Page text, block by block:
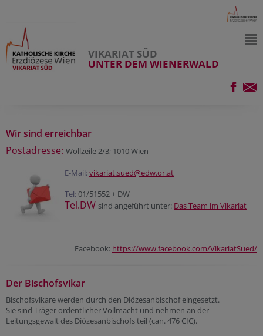
VIKARIAT SÜD
UNTER DEM WIENERWALD
Wir sind erreichbar
Postadresse: Wollzeile 2/3; 1010 Wien
E-Mail: vikariat.sued@edw.or.at
Tel: 01/51552 + DW
Tel.DW sind angeführt unter: Das Team im Vikariat
Facebook: https://www.facebook.com/VikariatSued/
Der Bischofsvikar
Bischofsvikare werden durch den Diözesanbischof eingesetzt.
Sie sind Träger ordentlicher Vollmacht und nehmen an der
Leitungsgewalt des Diözesanbischofs teil (can. 476 CIC).